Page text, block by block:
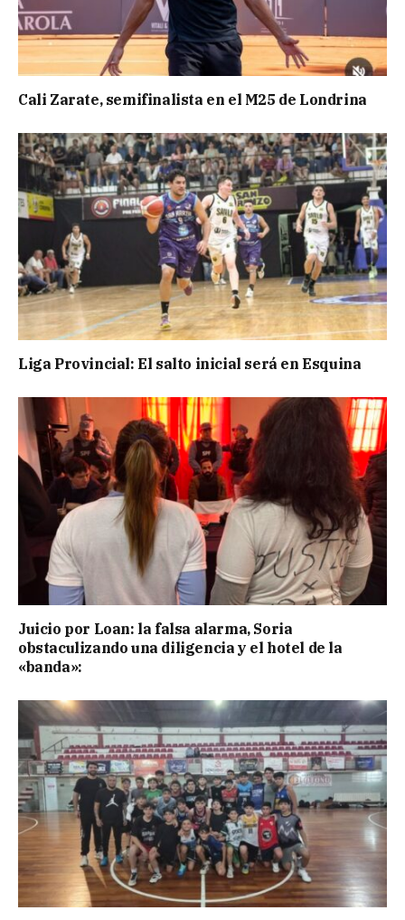
Cali Zarate, semifinalista en el M25 de Londrina
Liga Provincial: El salto inicial será en Esquina
Juicio por Loan: la falsa alarma, Soria
obstaculizando una diligencia y el hotel de la
«banda»: